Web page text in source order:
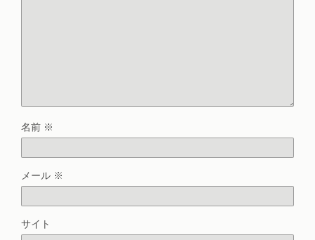
名前 ※
メール ※
サイト